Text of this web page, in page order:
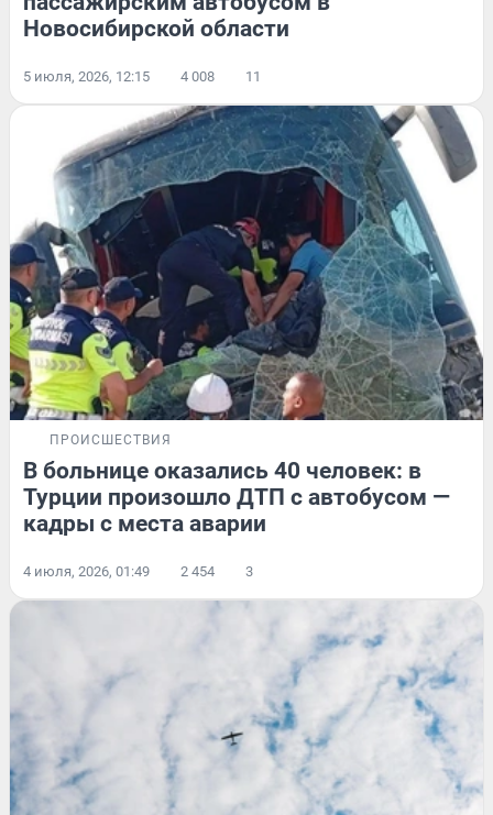
Новосибирской области
5 июля, 2026, 12:15 4 008 11
ПРОИСШЕСТВИЯ
В больнице оказались 40 человек: в
Турции произошло ДТП с автобусом —
кадры с места аварии
4 июля, 2026, 01:49 2 454 3